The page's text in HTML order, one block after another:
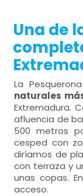
Una de
La
naturales
Extremadura.
afluencia de
500 metros
cesped con
diríamos de
con terraza y
unas copas.
acceso.